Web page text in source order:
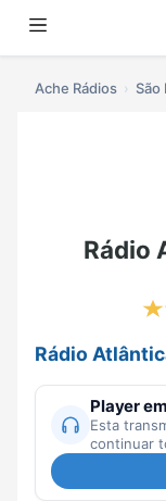
Ache Rádios São
Rádio
Rádio
Player
Esta
continuar